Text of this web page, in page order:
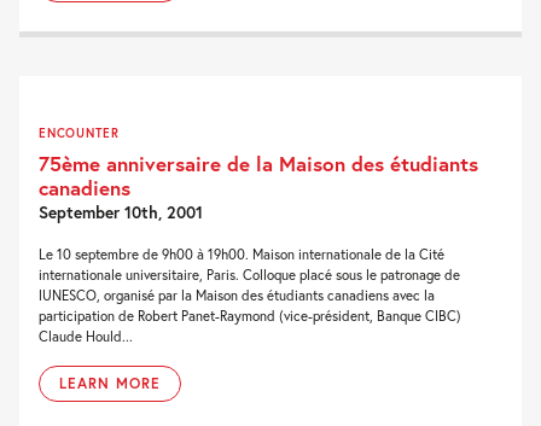
ENCOUNTER
75ème anniversaire de la Maison des étudiants
canadiens
September 10th, 2001
Le 10 septembre de 9h00 à 19h00. Maison internationale de la Cité
internationale universitaire, Paris. Colloque placé sous le patronage de
lUNESCO, organisé par la Maison des étudiants canadiens avec la
participation de Robert Panet-Raymond (vice-président, Banque CIBC)
Claude Hould...
LEARN MORE